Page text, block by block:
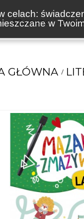
celach:
w
KSIĄŻKI
GŁÓWNA